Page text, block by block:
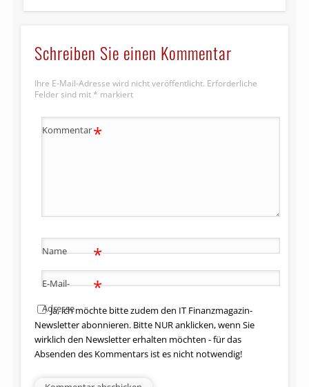
Schreiben Sie einen Kommentar
Ihre E-Mail-Adresse wird nicht veröffentlicht. Erforderliche
Felder sind mit * markiert
Kommentar*
Name *
E-Mail-
Adresse
*
Ja, ich möchte bitte zudem den IT Finanzmagazin-
Newsletter abonnieren. Bitte NUR anklicken, wenn Sie
wirklich den Newsletter erhalten möchten - für das
Absenden des Kommentars ist es nicht notwendig!